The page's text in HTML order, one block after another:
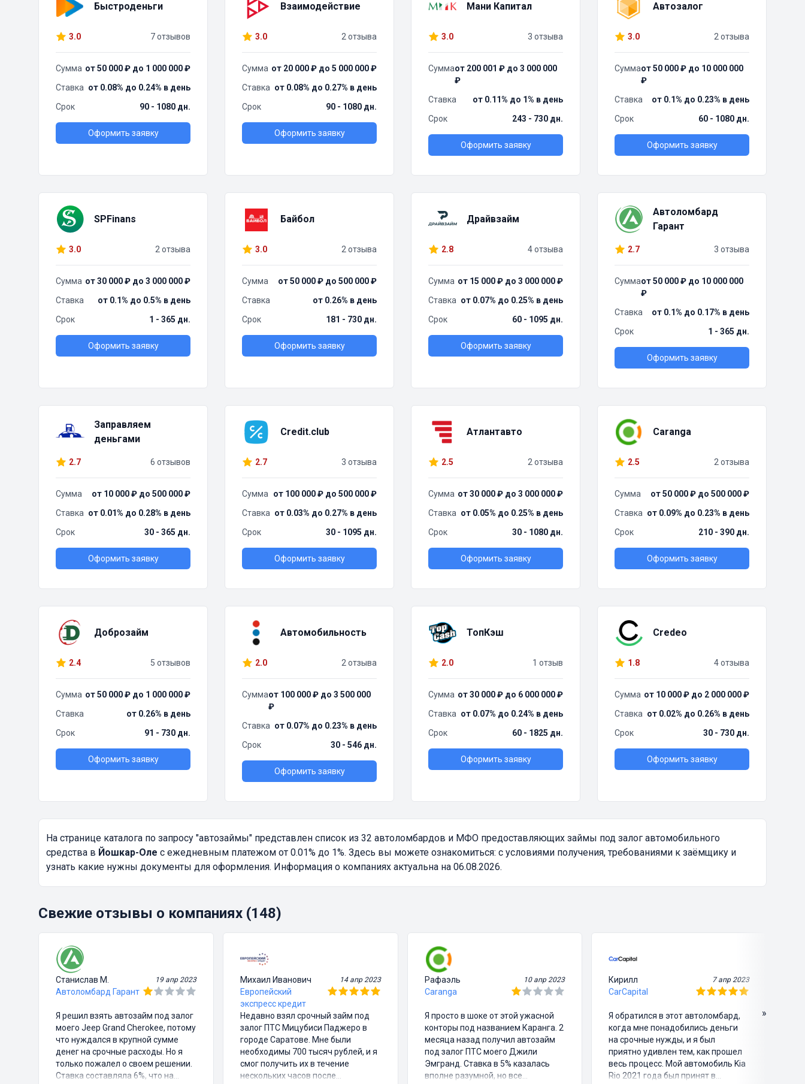
Быстроденьги
3.0 7 отзывов
Сумма от 50 000 ₽ до 1 000 000 ₽
Ставка от 0.08% до 0.24% в день
Срок
90 - 1080 дн.
Оформить заявку
Взаимодействие
3.0 2 отзыва
Сумма от 20 000 ₽ до 5 000 000 ₽
Ставка от 0.08% до 0.27% в день
Срок
90 - 1080 дн.
Оформить заявку
Мани Капитал
3.0 3 отзыва
Суммаот 200 001 ₽ до 3 000 000
₽
Ставка
от 0.11% до 1% в день
Срок
243 - 730 дн.
Оформить заявку
Автозалог
3.0 2 отзыва
Суммаот 50 000 ₽ до 10 000 000
₽
Ставка
от 0.1% до 0.23% в день
Срок
60 - 1080 дн.
Оформить заявку
SPFinans
3.0 2 отзыва
Сумма от 30 000 ₽ до 3 000 000 ₽
Ставка
от 0.1% до 0.5% в день
Срок
1 - 365 дн.
Оформить заявку
Байбол
3.0 2 отзыва
Сумма
от 50 000 ₽ до 500 000 ₽
Ставка
от 0.26% в день
Срок
181 - 730 дн.
Оформить заявку
Драйвзайм
2.8 4 отзыва
Сумма от 15 000 ₽ до 3 000 000 ₽
Ставка от 0.07% до 0.25% в день
Срок
60 - 1095 дн.
Оформить заявку
Автоломбард
Гарант
2.7 3 отзыва
Суммаот 50 000 ₽ до 10 000 000
₽
Ставка
от 0.1% до 0.17% в день
Срок
1 - 365 дн.
Оформить заявку
Заправляем
деньгами
2.7 6 отзывов
Сумма
от 10 000 ₽ до 500 000 ₽
Ставка от 0.01% до 0.28% в день
Срок
30 - 365 дн.
Оформить заявку
Credit.club
2.7 3 отзыва
Сумма
от 100 000 ₽ до 500 000 ₽
Ставка от 0.03% до 0.27% в день
Срок
30 - 1095 дн.
Оформить заявку
Атлантавто
2.5 2 отзыва
Сумма от 30 000 ₽ до 3 000 000 ₽
Ставка от 0.05% до 0.25% в день
Срок
30 - 1080 дн.
Оформить заявку
Caranga
2.5 2 отзыва
Сумма
от 50 000 ₽ до 500 000 ₽
Ставка от 0.09% до 0.23% в день
Срок
210 - 390 дн.
Оформить заявку
Доброзайм
2.4 5 отзывов
Сумма от 50 000 ₽ до 1 000 000 ₽
Ставка
от 0.26% в день
Срок
91 - 730 дн.
Оформить заявку
Автомобильность
2.0 2 отзыва
Суммаот 100 000 ₽ до 3 500 000
₽
Ставка от 0.07% до 0.23% в день
Срок
30 - 546 дн.
Оформить заявку
ТопКэш
2.0 1 отзыв
Сумма от 30 000 ₽ до 6 000 000 ₽
Ставка от 0.07% до 0.24% в день
Срок
60 - 1825 дн.
Оформить заявку
Credeo
1.8 4 отзыва
Сумма от 10 000 ₽ до 2 000 000 ₽
Ставка от 0.02% до 0.26% в день
Срок
30 - 730 дн.
Оформить заявку
На странице каталога по запросу "автозаймы" представлен список из 32 автоломбардов и МФО предоставляющих займы под залог автомобильного
средства в Йошкар-Оле с ежедневным платежом от 0.01% до 1%. Здесь вы можете ознакомиться: с условиями получения, требованиями к заёмщику и
узнать какие нужны документы для оформления. Информация о компаниях актуальна на 06.08.2026.
Свежие отзывы о компаниях (148)
Станислав М. 19 апр 2023
Автоломбард Гарант
Я решил взять автозайм под залог
моего Jeep Grand Cherokee, потому
что нуждался в крупной сумме
денег на срочные расходы. Но я
только пожалел о своем решении.
Ставка составляла 6%, что на
Михаил Иванович 14 апр 2023
Европейский
экспресс кредит
Недавно взял срочный займ под
залог ПТС Мицубиси Паджеро в
городе Саратове. Мне были
необходимы 700 тысяч рублей, и я
смог получить их в течение
нескольких часов после
Рафаэль 10 апр 2023
Caranga
Я просто в шоке от этой ужасной
конторы под названием Каранга. 2
месяца назад получил автозайм
под залог ПТС моего Джили
Эмгранд. Ставка в 5% казалась
вполне разумной, но все
Кирилл 7 апр 2023
CarCapital
Я обратился в этот автоломбард,
когда мне понадобились деньги
на срочные нужды, и я был
приятно удивлен тем, как прошел
весь процесс. Мой автомобиль Kia
Rio 2021 года был принят в
»